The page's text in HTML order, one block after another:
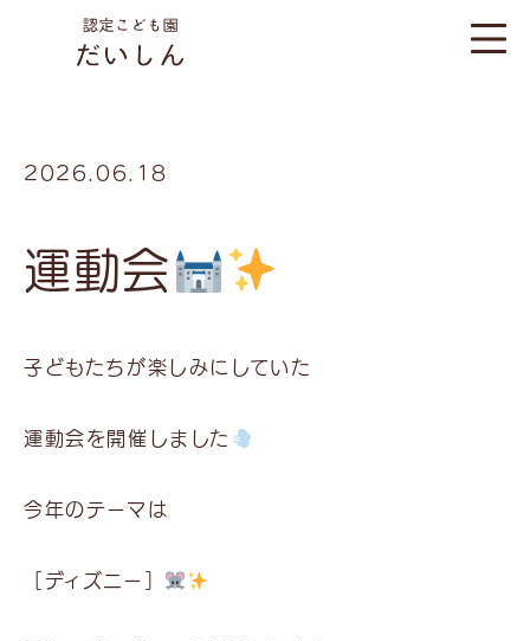
2026.06.18
運動会
子どもたちが楽しみにしていた
運動会を開催しました
今年のテーマは
［ディズニー］